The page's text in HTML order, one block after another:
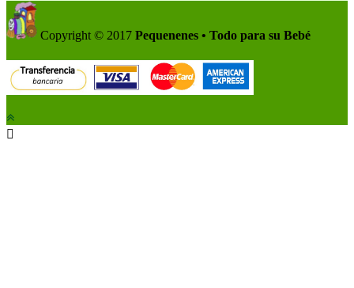
Copyright © 2017 Pequenenes • Todo para su Bebé
